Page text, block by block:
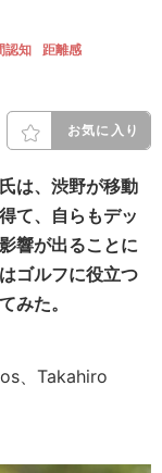
認知 距離感
お気に入り
は、渋野が移動
て、自らもデッ
響が出ることに
ゴルフに役立つ
みた。
、Takahiro